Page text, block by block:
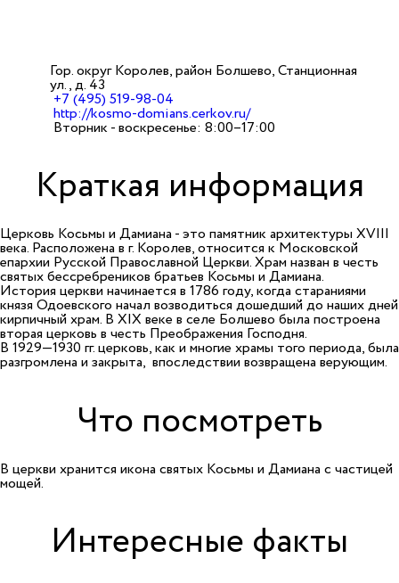
Гор. округ Королев, район Болшево, Станционная
ул., д. 43
+7 (495) 519-98-04
http://kosmo-domians.cerkov.ru/
Вторник - воскресенье: 8:00–17:00
Краткая информация
Церковь Косьмы и Дамиана - это памятник архитектуры XVIII
века. Расположена в г. Королев, относится к Московской
епархии Русской Православной Церкви. Храм назван в честь
святых бессребреников братьев Косьмы и Дамиана.
История церкви начинается в 1786 году, когда стараниями
князя Одоевского начал возводиться дошедший до наших дней
кирпичный храм. В XIX веке в селе Болшево была построена
вторая церковь в честь Преображения Господня.
В 1929—1930 гг. церковь, как и многие храмы того периода, была
разгромлена и закрыта, впоследствии возвращена верующим.
Что посмотреть
В церкви хранится икона святых Косьмы и Дамиана с частицей
мощей.
Интересные факты